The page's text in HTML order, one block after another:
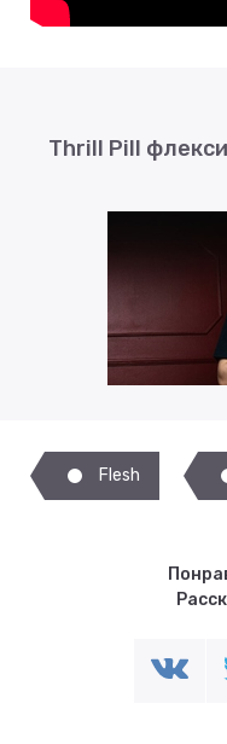
Thrill Pill
Flesh